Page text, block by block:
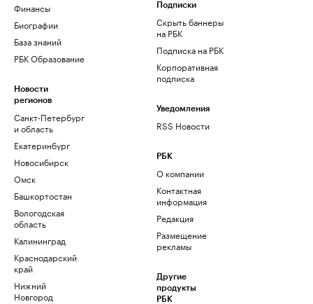
Финансы
Биографии
База знаний
РБК Образование
Новости
регионов
Санкт-Петербург
и область
Екатеринбург
Новосибирск
Омск
Башкортостан
Вологодская
область
Калининград
Краснодарский
край
Нижний
Новгород
Подписки
Скрыть баннеры
на РБК
Подписка на РБК
Корпоративная
подписка
Уведомления
RSS Новости
РБК
О компании
Контактная
информация
Редакция
Размещение
рекламы
Другие
продукты
РБК